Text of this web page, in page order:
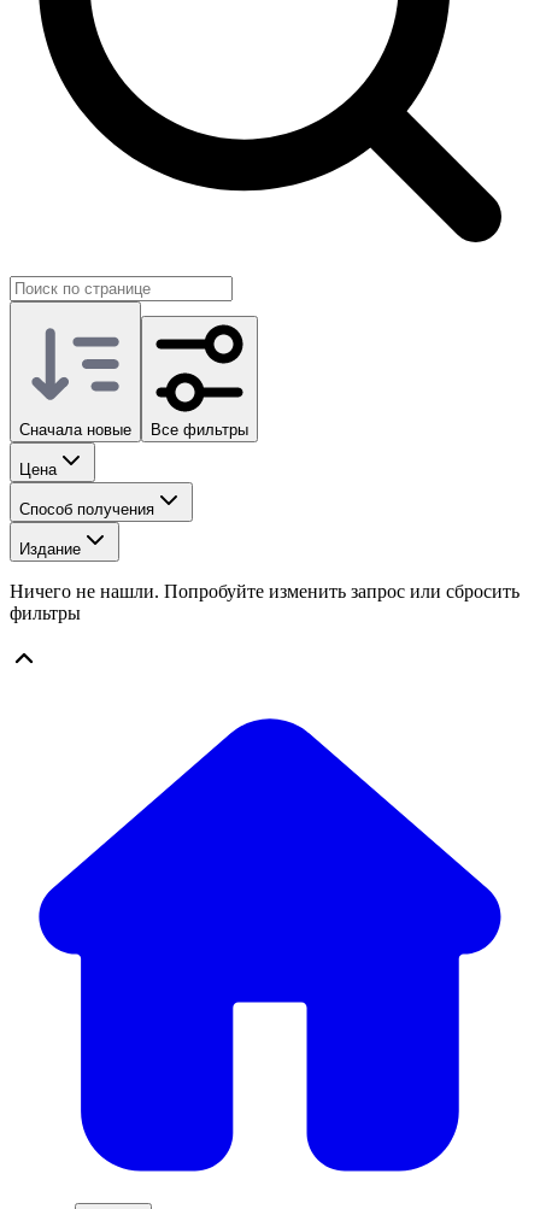
Сначала новые Все фильтры
Цена
Способ получения
Издание
Ничего не нашли. Попробуйте изменить запрос или сбросить
фильтры